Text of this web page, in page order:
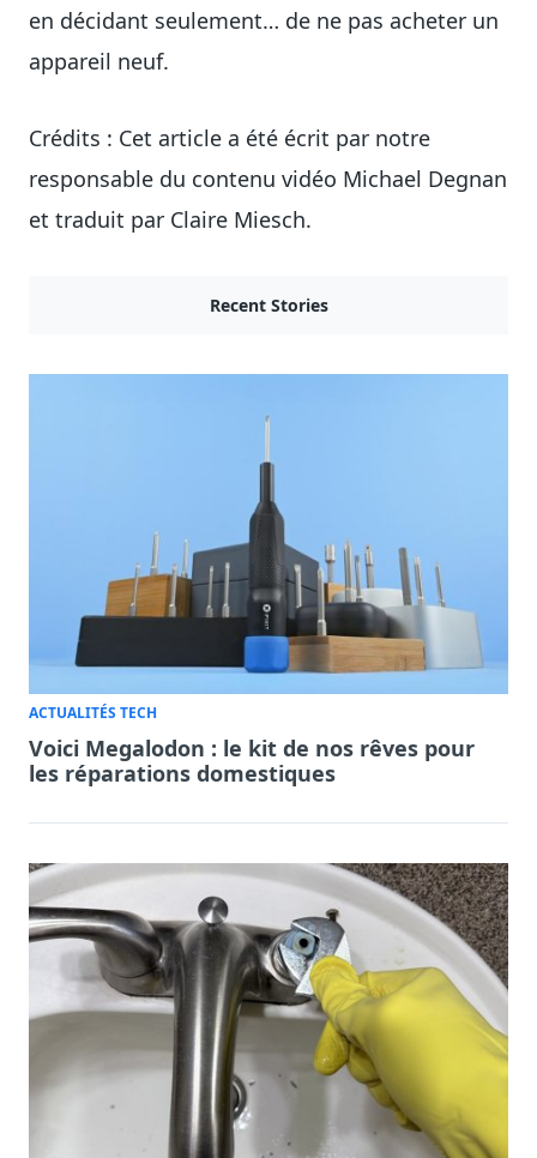
en décidant seulement… de ne pas acheter un
appareil neuf.
Crédits : Cet article a été écrit par notre
responsable du contenu vidéo Michael Degnan
et traduit par Claire Miesch.
Recent Stories
ACTUALITÉS TECH
Voici Megalodon : le kit de nos rêves pour
les réparations domestiques